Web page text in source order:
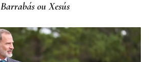
Barrabás ou Xesús